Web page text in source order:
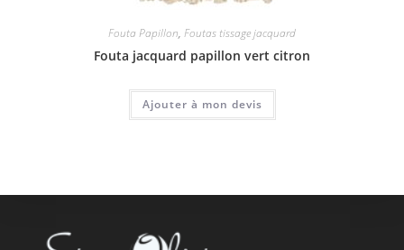
Fouta Papillon, Foutas tissage jacquard
Fouta jacquard papillon vert citron
Ajouter à mon devis